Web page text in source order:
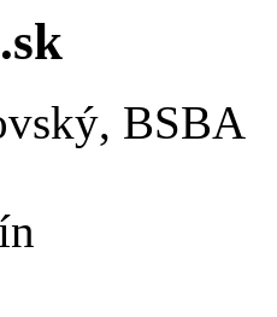
BSBA